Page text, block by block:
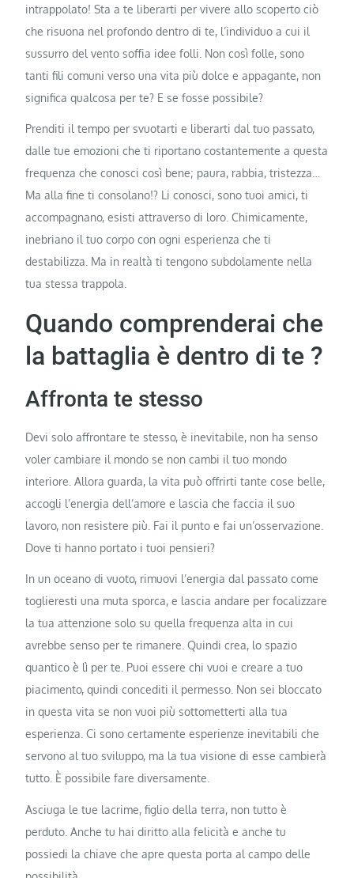
intrappolato! Sta a te liberarti per vivere allo scoperto ciò
che risuona nel profondo dentro di te, l’individuo a cui il
sussurro del vento soffia idee folli. Non così folle, sono
tanti fili comuni verso una vita più dolce e appagante, non
significa qualcosa per te? E se fosse possibile?
Prenditi il ​​tempo per svuotarti e liberarti dal tuo passato,
dalle tue emozioni che ti riportano costantemente a questa
frequenza che conosci così bene; paura, rabbia, tristezza…
Ma alla fine ti consolano!? Li conosci, sono tuoi amici, ti
accompagnano, esisti attraverso di loro. Chimicamente,
inebriano il tuo corpo con ogni esperienza che ti
destabilizza. Ma in realtà ti tengono subdolamente nella
tua stessa trappola.
Quando comprenderai che
la battaglia è dentro di te ?
Affronta te stesso
Devi solo affrontare te stesso, è inevitabile, non ha senso
voler cambiare il mondo se non cambi il tuo mondo
interiore. Allora guarda, la vita può offrirti tante cose belle,
accogli l’energia dell’amore e lascia che faccia il suo
lavoro, non resistere più. Fai il punto e fai un’osservazione.
Dove ti hanno portato i tuoi pensieri?
In un oceano di vuoto, rimuovi l’energia dal passato come
toglieresti una muta sporca, e lascia andare per focalizzare
la tua attenzione solo su quella frequenza alta in cui
avrebbe senso per te rimanere. Quindi crea, lo spazio
quantico è lì per te. Puoi essere chi vuoi e creare a tuo
piacimento, quindi concediti il ​​permesso. Non sei bloccato
in questa vita se non vuoi più sottometterti alla tua
esperienza. Ci sono certamente esperienze inevitabili che
servono al tuo sviluppo, ma la tua visione di esse cambierà
tutto. È possibile fare diversamente.
Asciuga le tue lacrime, figlio della terra, non tutto è
perduto. Anche tu hai diritto alla felicità e anche tu
possiedi la chiave che apre questa porta al campo delle